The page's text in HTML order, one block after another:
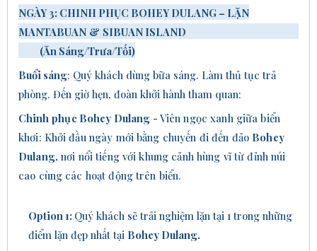
NGÀY 3: CHINH PHỤC BOHEY DULANG – LẶN
MANTABUAN & SIBUAN ISLAND
(Ăn Sáng/Trưa/Tối)
Buổi sáng: Quý khách dùng bữa sáng. Làm thủ tục trả
phòng. Đến giờ hẹn, đoàn khởi hành tham quan:
Chinh phục Bohey Dulang - Viên ngọc xanh giữa biển
khơi: Khởi đầu ngày mới bằng chuyến đi đến đảo Bohey
Dulang,nơi nổi tiếng với khung cảnh hùng vĩ từ đỉnh núi
cao cùng các hoạt động trên biển.
Option 1: Quý khách sẽ trải nghiệm lặn tại 1 trong những
điểm lặn đẹp nhất tại Bohey Dulang.